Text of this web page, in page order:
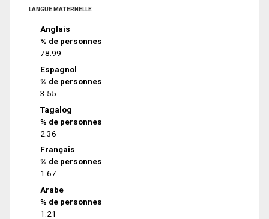
LANGUE MATERNELLE
Anglais
% de personnes
78.99
Espagnol
% de personnes
3.55
Tagalog
% de personnes
2.36
Français
% de personnes
1.67
Arabe
% de personnes
1.21